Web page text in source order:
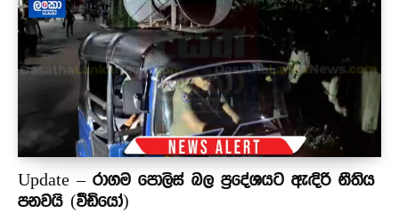
Update – රාගම පොලිස් බල ප්‍රදේශයට ඇඳිරි නීතිය
පනවයි (වීඩියෝ)